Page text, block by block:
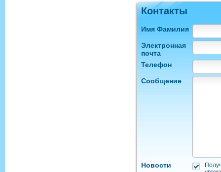
Контакты
Имя Фамилия
Электронная
почта
Телефон
Сообщение
Новости